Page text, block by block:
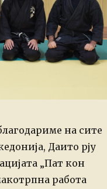
на сите
Даито рју
„Пат кон
работа